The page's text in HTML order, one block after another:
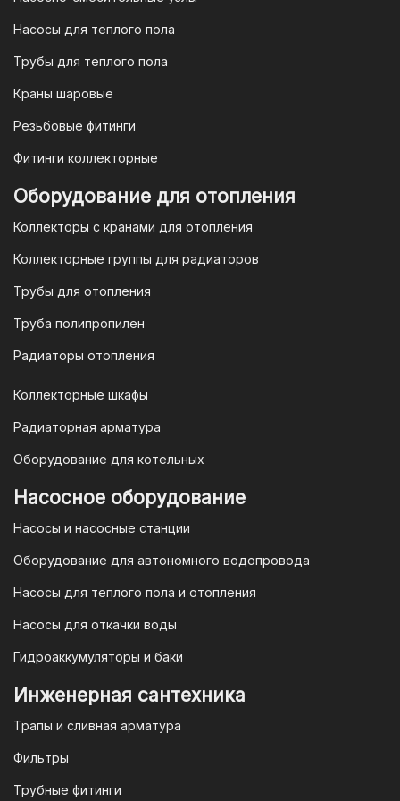
Для наших корпоративных клиентов
мы предлагаем безналичную оплату по
выставим вам счет, который можно
оплатить в течение 3 рабочих дней.
организаций и ИП необходимо
связаться с оптовым отделом
электронную почту
opt@mail.ru
Гарантия и условия гарантии
магазине "TIM-com Россия" Вы можете
быть уверены в том, что мы действуем
в рамках действующего
Законодательства Российской
Федерации и Ваши права, как
отопительной техники (котлы, газовые
монтажа, необходимо вызывать
специалиста из
ЦЕНТРА на первый запуск
Насосы для теплого пола
Трубы для теплого пола
Краны шаровые
Резьбовые фитинги
Фитинги коллекторные
Оборудование для отопления
Коллекторы с кранами для отопления
Коллекторные группы для радиаторов
Трубы для отопления
Труба полипропилен
Радиаторы отопления
Коллекторные шкафы
Радиаторная арматура
Оборудование для котельных
Насосное оборудование
Насосы и насосные станции
Оборудование для автономного водопровода
Насосы для теплого пола и отопления
Насосы для откачки воды
Гидроаккумуляторы и баки
Инженерная сантехника
Трапы и сливная арматура
Фильтры
Трубные фитинги